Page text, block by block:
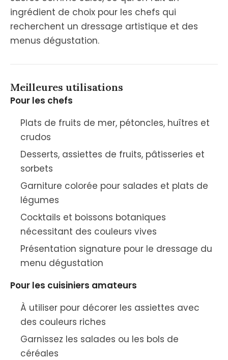
ingrédient de choix pour les chefs qui
recherchent un dressage artistique et des
menus dégustation.
Meilleures utilisations
Pour les chefs
Plats de fruits de mer, pétoncles, huîtres et
crudos
Desserts, assiettes de fruits, pâtisseries et
sorbets
Garniture colorée pour salades et plats de
légumes
Cocktails et boissons botaniques
nécessitant des couleurs vives
Présentation signature pour le dressage du
menu dégustation
Pour les cuisiniers amateurs
À utiliser pour décorer les assiettes avec
des couleurs riches
Garnissez les salades ou les bols de
céréales